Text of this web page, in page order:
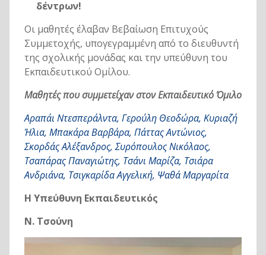
δέντρων!
Οι μαθητές έλαβαν Βεβαίωση Επιτυχούς
Συμμετοχής, υπογεγραμμένη από το διευθυντή
της σχολικής μονάδας και την υπεύθυνη του
Εκπαιδευτικού Ομίλου.
Μαθητές που συμμετείχαν στον Εκπαιδευτικό Όμιλο
Αραπάι Ντεσπεράλντα, Γερούλη Θεοδώρα, Κυριαζή
Ήλια, Μπακάρα Βαρβάρα, Πάττας Αντώνιος,
Σκορδάς Αλέξανδρος, Συρόπουλος Νικόλαος,
Τσαπάρας Παναγιώτης, Τσάνι Μαρίζα, Τσιάρα
Ανδριάνα, Τσιγκαρίδα Αγγελική, Ψαθά Μαργαρίτα
Η Υπεύθυνη Εκπαιδευτικός
Ν. Τσούνη